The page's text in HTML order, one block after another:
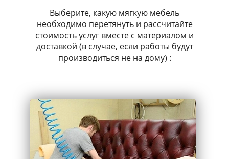
Выберите, какую мягкую мебель
необходимо перетянуть и рассчитайте
стоимость услуг вместе с материалом и
доставкой (в случае, если работы будут
производиться не на дому) :